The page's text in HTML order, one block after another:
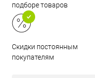
подборе товаров
Скидки постоянным
покупателям